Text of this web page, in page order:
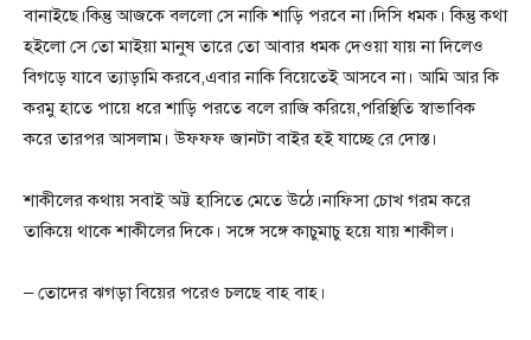
বানাইছে।কিন্তু আজকে বললো সে নাকি শাড়ি পরবে না।দিসি ধমক। কিন্তু কথা
হইলো সে তো মাইয়া মানুষ তারে তো আবার ধমক দেওয়া যায় না দিলেও
বিগড়ে যাবে ত্যাড়ামি করবে,এবার নাকি বিয়েতেই আসবে না। আমি আর কি
করমু হাতে পায়ে ধরে শাড়ি পরতে বলে রাজি করিয়ে,পরিস্থিতি স্বাভাবিক
করে তারপর আসলাম। উফফফ জানটা বাইর হই যাচ্ছে রে দোস্ত।
শাকীলের কথায় সবাই অট্ট হাসিতে মেতে উঠে।নাফিসা চোখ গরম করে
তাকিয়ে থাকে শাকীলের দিকে। সঙ্গে সঙ্গে কাচুমাচু হয়ে যায় শাকীল।
– তোদের ঝগড়া বিয়ের পরেও চলছে বাহ বাহ।